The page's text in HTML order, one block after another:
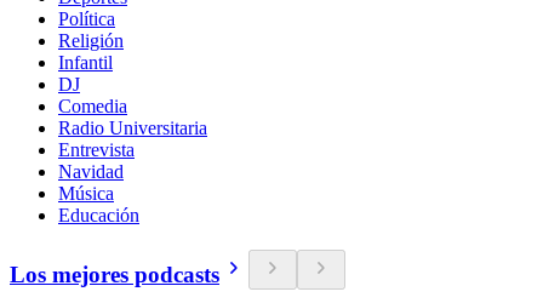
Política
Religión
Infantil
DJ
Comedia
Radio Universitaria
Entrevista
Navidad
Música
Educación
Los mejores podcasts